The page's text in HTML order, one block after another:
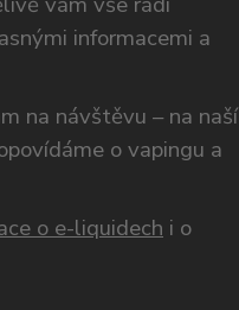
informacemi a
na návštěvu – na naší
o vapingu a
o e-liquidech i o